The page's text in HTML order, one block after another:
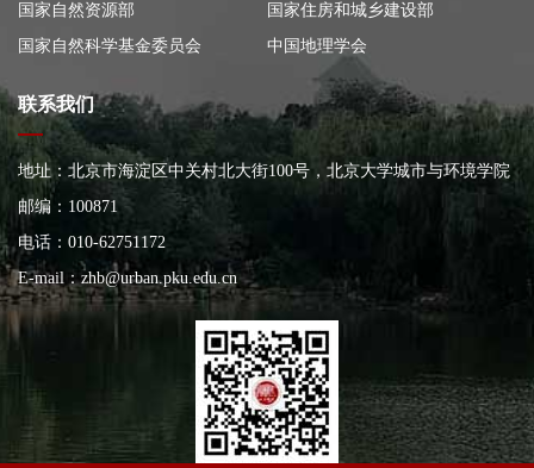
国家自然资源部
国家住房和城乡建设部
国家自然科学基金委员会
中国地理学会
联系我们
地址：北京市海淀区中关村北大街100号，北京大学城市与环境学院
大楼
邮编：100871
电话：010-62751172
E-mail：zhb@urban.pku.edu.cn